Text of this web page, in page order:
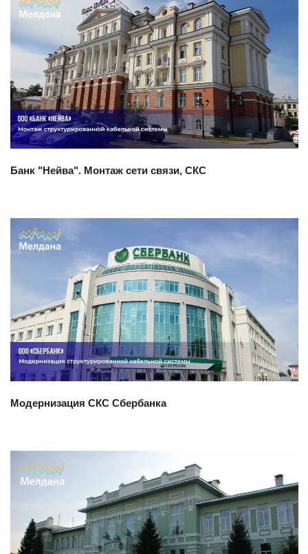
Смотреть проект
Банк "Нейва". Монтаж сети связи, СКС
Смотреть проект
Модернизация СКС Сбербанка
Смотреть проект